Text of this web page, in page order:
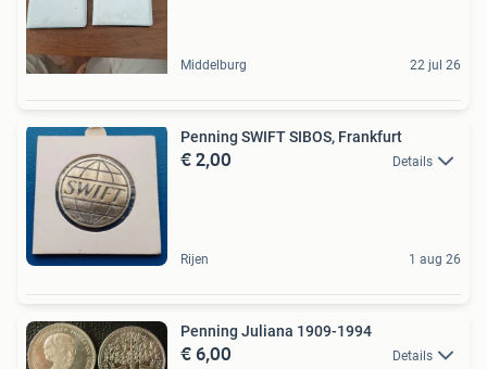
Middelburg 22 jul 26
Penning SWIFT SIBOS, Frankfurt
€ 2,00 Details
Rijen 1 aug 26
Penning Juliana 1909-1994
€ 6,00 Details